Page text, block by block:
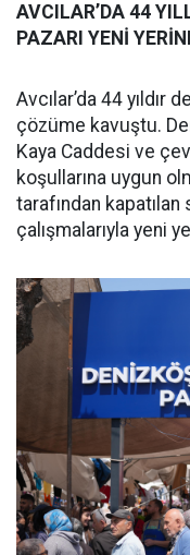
AVCILAR’DA 44
PAZARI YENİ
Avcılar’da 44 yıldır
çözüme kavuştu.
Kaya Caddesi ve
koşullarına uygun
tarafından kapatılan
çalışmalarıyla yeni